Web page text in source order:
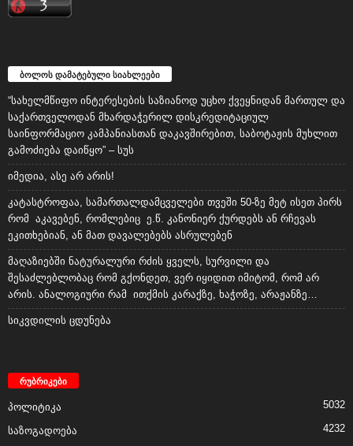
ბოლოს დამატებული სიახლეები
“სახელმწიფო ინტერესების საზიანოდ უცხო ქვეყნიდან მართულ და
საქართველოდან მხარდაჭერილ დისკრედიტაციულ
საინფორმაციო კამპანიასთან დაკავშირებით, საბოტაჟის მუხლით
გამოძიება დაიწყო” – სუს
იმედია, ასე არ არის!
კატასტროფაა, სამართალდამცველები თვეში 50-ზე მეტ ისეთ პირს
რომ აკავებენ, რომლებიც ე.წ. კანონიერ ქურდებს ან რჩევას
ეკითხებიან, ან მათ დავალებებს ასრულებენ
მაღაზიებში ნატურალური რძის ყველს, სურვილი და
შესაძლებლობაც რომ გქონდეთ, ვერ იყიდით იმიტომ, რომ არ
არის. ანალოგიური რამ ითქმის კარაქზე, ხაჭოზე, არაჟანზე…
სიკვდილის ცდუნება
რუბრიკები
პოლიტიკა 5032
საზოგადოება 4232